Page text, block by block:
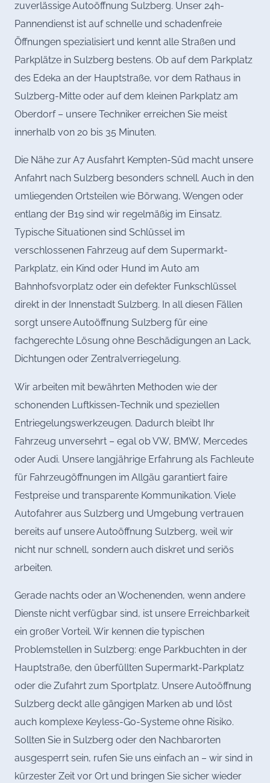
zuverlässige Autoöffnung Sulzberg. Unser 24h-
Pannendienst ist auf schnelle und schadenfreie
Öffnungen spezialisiert und kennt alle Straßen und
Parkplätze in Sulzberg bestens. Ob auf dem Parkplatz
des Edeka an der Hauptstraße, vor dem Rathaus in
Sulzberg-Mitte oder auf dem kleinen Parkplatz am
Oberdorf – unsere Techniker erreichen Sie meist
innerhalb von 20 bis 35 Minuten.
Die Nähe zur A7 Ausfahrt Kempten-Süd macht unsere
Anfahrt nach Sulzberg besonders schnell. Auch in den
umliegenden Ortsteilen wie Börwang, Wengen oder
entlang der B19 sind wir regelmäßig im Einsatz.
Typische Situationen sind Schlüssel im
verschlossenen Fahrzeug auf dem Supermarkt-
Parkplatz, ein Kind oder Hund im Auto am
Bahnhofsvorplatz oder ein defekter Funkschlüssel
direkt in der Innenstadt Sulzberg. In all diesen Fällen
sorgt unsere Autoöffnung Sulzberg für eine
fachgerechte Lösung ohne Beschädigungen an Lack,
Dichtungen oder Zentralverriegelung.
Wir arbeiten mit bewährten Methoden wie der
schonenden Luftkissen-Technik und speziellen
Entriegelungswerkzeugen. Dadurch bleibt Ihr
Fahrzeug unversehrt – egal ob VW, BMW, Mercedes
oder Audi. Unsere langjährige Erfahrung als Fachleute
für Fahrzeugöffnungen im Allgäu garantiert faire
Festpreise und transparente Kommunikation. Viele
Autofahrer aus Sulzberg und Umgebung vertrauen
bereits auf unsere Autoöffnung Sulzberg, weil wir
nicht nur schnell, sondern auch diskret und seriös
arbeiten.
Gerade nachts oder an Wochenenden, wenn andere
Dienste nicht verfügbar sind, ist unsere Erreichbarkeit
ein großer Vorteil. Wir kennen die typischen
Problemstellen in Sulzberg: enge Parkbuchten in der
Hauptstraße, den überfüllten Supermarkt-Parkplatz
oder die Zufahrt zum Sportplatz. Unsere Autoöffnung
Sulzberg deckt alle gängigen Marken ab und löst
auch komplexe Keyless-Go-Systeme ohne Risiko.
Sollten Sie in Sulzberg oder den Nachbarorten
ausgesperrt sein, rufen Sie uns einfach an – wir sind in
kürzester Zeit vor Ort und bringen Sie sicher wieder